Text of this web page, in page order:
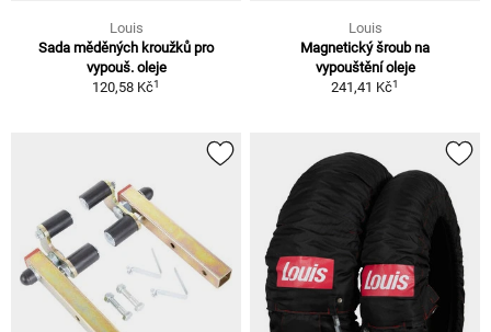
Louis
Sada měděných kroužků pro
vypouš. oleje
120,58 Kč1
Louis
Magnetický šroub na
vypouštění oleje
241,41 Kč1